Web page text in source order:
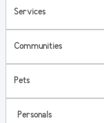
Services
Communities
Pets
Personals